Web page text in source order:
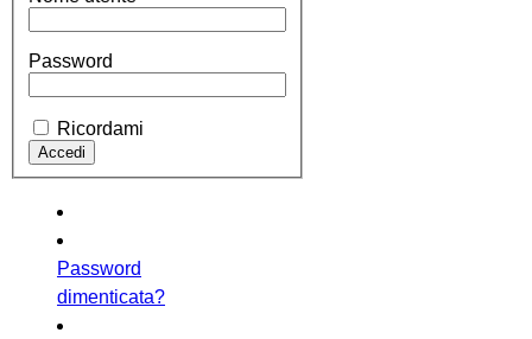
Password
Ricordami
Password
dimenticata?